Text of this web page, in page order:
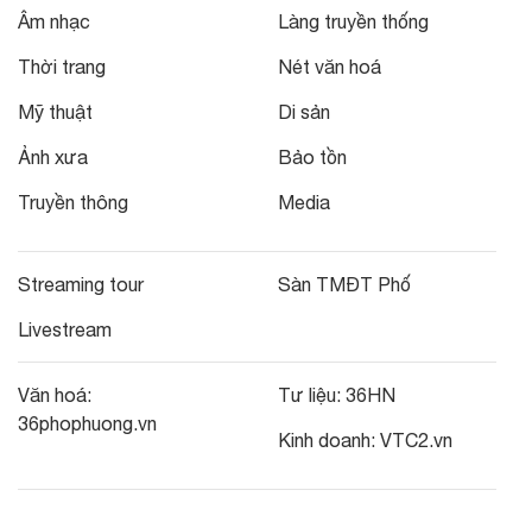
Âm nhạc
Thời trang
Mỹ thuật
Ảnh xưa
Truyền thông
Làng truyền thống
Nét văn hoá
Di sản
Bảo tồn
Media
Streaming tour
Livestream
Sàn TMĐT Phố
Văn hoá:
36phophuong.vn
Tư liệu: 36HN
Kinh doanh: VTC2.vn